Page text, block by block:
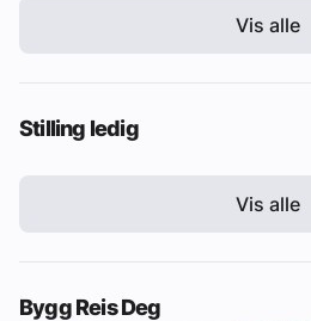
Vis alle
Stilling ledig
Vis alle
Bygg Reis Deg